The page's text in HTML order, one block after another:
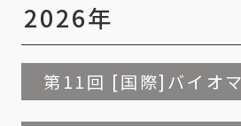
2026年
第11回 [国際]バイオ